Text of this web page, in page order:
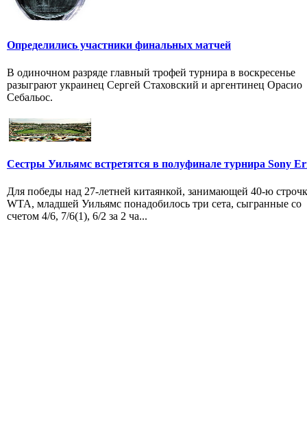
Определились участники финальных матчей
В одиночном разряде главный трофей турнира в воскресенье
разыграют украинец Сергей Стаховский и аргентинец Орасио
Себальос.
Сестры Уильямс встретятся в полуфинале турнира Sony
Для победы над 27-летней китаянкой, занимающей 40-ю
WTA, младшей Уильямс понадобилось три сета, сыгранные со
счетом 4/6, 7/6(1), 6/2 за 2 ча...